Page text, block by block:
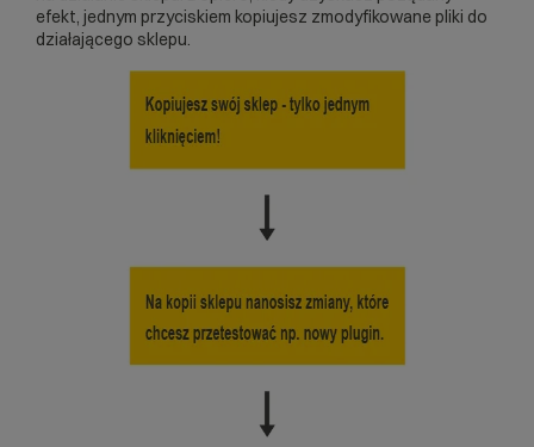
efekt, jednym przyciskiem kopiujesz zmodyfikowane pliki do
działającego sklepu.